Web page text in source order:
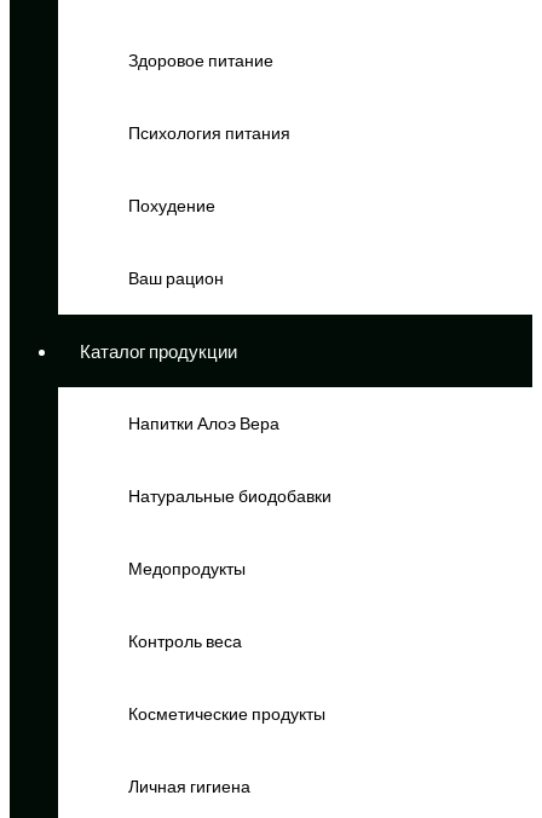
Здоровое питание
Психология питания
Похудение
Ваш рацион
Каталог продукции
Напитки Алоэ Вера
Натуральные биодобавки
Медопродукты
Контроль веса
Косметические продукты
Личная гигиена